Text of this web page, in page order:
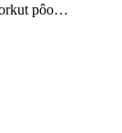
pôo…